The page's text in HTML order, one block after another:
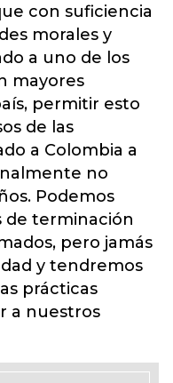
con suficiencia
morales y
a uno de los
mayores
permitir esto
de las
a Colombia a
no
Podemos
de terminación
pero jamás
y tendremos
prácticas
a nuestros